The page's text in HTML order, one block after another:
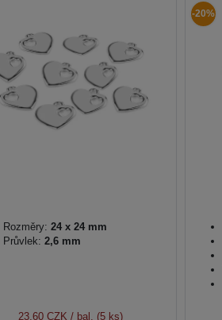
Rozměry: 24 x 24 mm
Průvlek: 2,6 mm
23,60 CZK / bal. (5 ks)
-20%